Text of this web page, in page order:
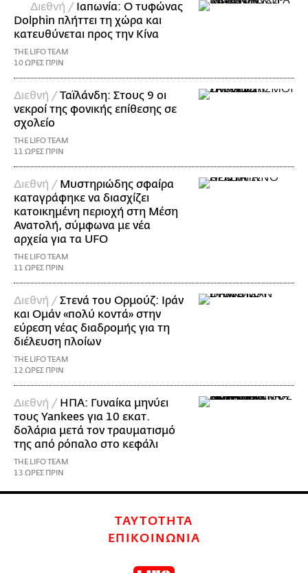
Διεθνή / Ιαπωνία: Ο τυφώνας
Dolphin πλήττει τη χώρα και
κατευθύνεται προς την Κίνα
THE LIFO TEAM
10 ΩΡΕΣ ΠΡΙΝ
Διεθνή / Ταϊλάνδη: Στους 9 οι
νεκροί της φονικής επίθεσης σε
σχολείο
THE LIFO TEAM
11 ΩΡΕΣ ΠΡΙΝ
Διεθνή / Μυστηριώδης σφαίρα
καταγράφηκε να διασχίζει
κατοικημένη περιοχή στη Μέση
Ανατολή, σύμφωνα με νέα
αρχεία για τα UFO
THE LIFO TEAM
11 ΩΡΕΣ ΠΡΙΝ
Διεθνή / Στενά του Ορμούζ: Ιράν
και Ομάν «πολύ κοντά» στην
εύρεση νέας διαδρομής για τη
διέλευση πλοίων
THE LIFO TEAM
12 ΩΡΕΣ ΠΡΙΝ
Διεθνή / ΗΠΑ: Γυναίκα μηνύει
τους Yankees για 10 εκατ.
δολάρια μετά τον τραυματισμό
της από ρόπαλο στο κεφάλι
THE LIFO TEAM
13 ΩΡΕΣ ΠΡΙΝ
ΤΑΥΤΟΤΗΤΑ
ΕΠΙΚΟΙΝΩΝΙΑ